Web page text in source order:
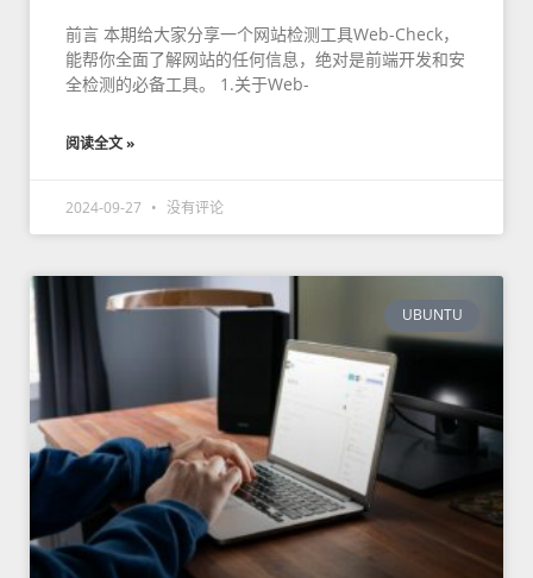
前言 本期给大家分享一个网站检测工具Web-Check，
能帮你全面了解网站的任何信息，绝对是前端开发和安
全检测的必备工具。 1.关于Web-
阅读全文 »
2024-09-27 没有评论
UBUNTU